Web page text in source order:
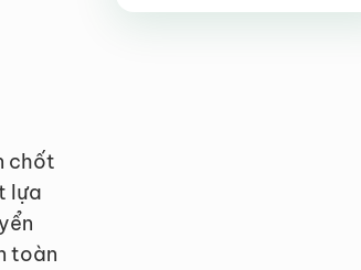
chốt
lựa
toàn
xếp hạng